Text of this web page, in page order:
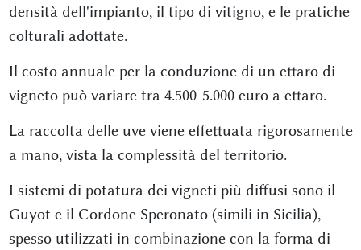
densità dell'impianto, il tipo di vitigno, e le pratiche
colturali adottate.
Il costo annuale per la conduzione di un ettaro di
vigneto può variare tra 4.500-5.000 euro a ettaro.
La raccolta delle uve viene effettuata rigorosamente
a mano, vista la complessità del territorio.
I sistemi di potatura dei vigneti più diffusi sono il
Guyot e il Cordone Speronato (simili in Sicilia),
spesso utilizzati in combinazione con la forma di